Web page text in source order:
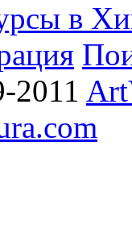
в
2011